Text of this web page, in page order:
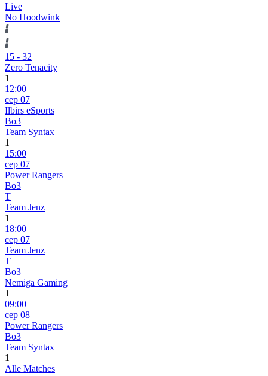
Live
No Hoodwink
15 - 32
Zero Tenacity
1
12:00
сер 07
Ilbirs eSports
Bo3
Team Syntax
1
15:00
сер 07
Power Rangers
Bo3
T
Team Jenz
1
18:00
сер 07
Team Jenz
T
Bo3
Nemiga Gaming
1
09:00
сер 08
Power Rangers
Bo3
Team Syntax
1
Alle Matches